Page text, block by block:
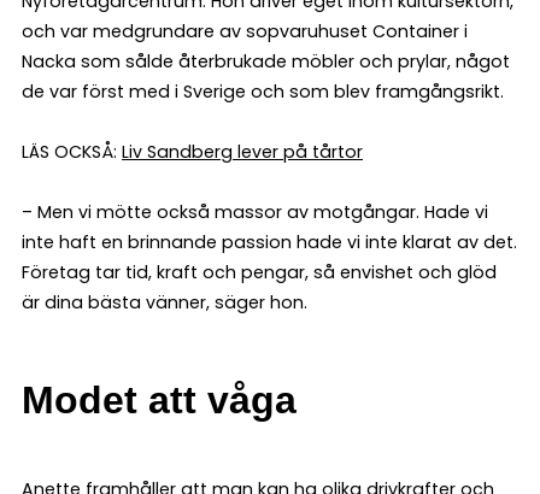
och var medgrundare av sopvaruhuset Container i
Nacka som sålde återbrukade möbler och prylar, något
de var först med i Sverige och som blev framgångsrikt.
LÄS OCKSÅ: Liv Sandberg lever på tårtor
– Men vi mötte också massor av motgångar. Hade vi
inte haft en brinnande passion hade vi inte klarat av det.
Företag tar tid, kraft och pengar, så envishet och glöd
är dina bästa vänner, säger hon.
Modet att våga